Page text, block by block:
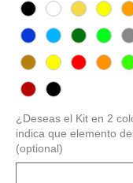
¿Deseas el Kit en 2
indica que elemento
(optional)